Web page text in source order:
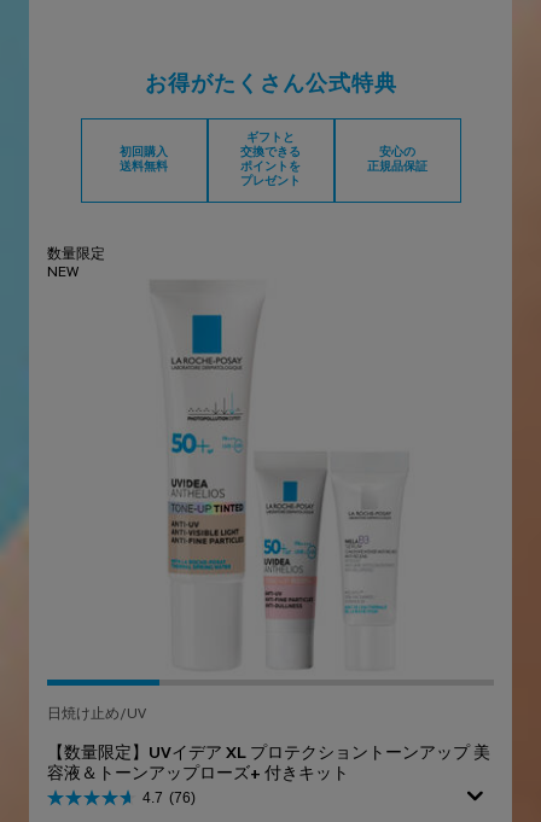
お得がたくさん公式特典
初回購入
送料無料
ギフトと
交換できる
ポイントを
プレゼント
安心の
正規品保証
数量限定
NEW
日焼け止め/UV
【数量限定】UVイデア XL プロテクショントーンアップ 美
容液＆トーンアップローズ+ 付きキット
4.7 (76)